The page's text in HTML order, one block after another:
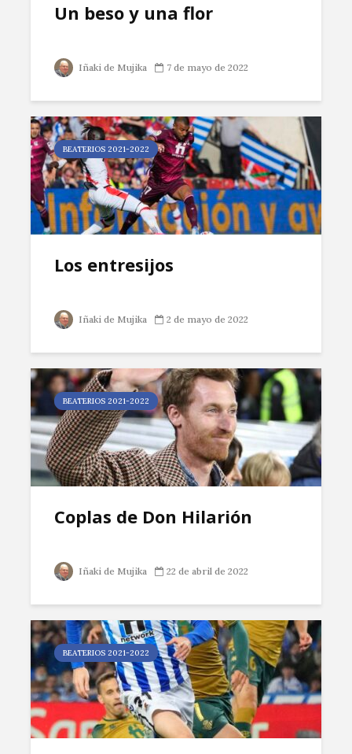
Un beso y una flor
Iñaki de Mujika 7 de mayo de 2022
BEATERIOS 2021-2022
Los entresijos
Iñaki de Mujika 2 de mayo de 2022
BEATERIOS 2021-2022
Coplas de Don Hilarión
Iñaki de Mujika 22 de abril de 2022
BEATERIOS 2021-2022